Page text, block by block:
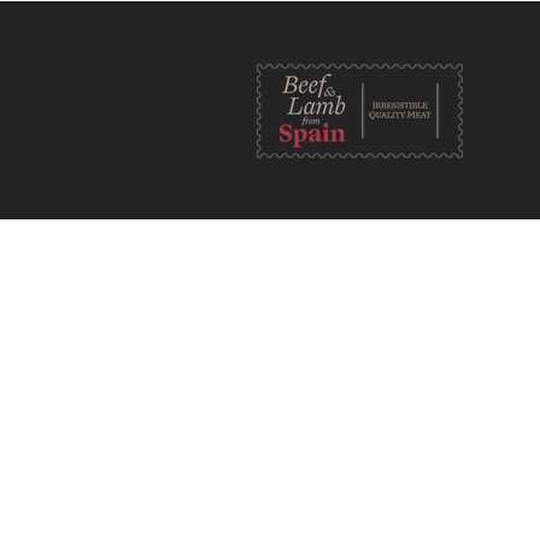
En términos
información que el
web recopila este tipo
terceros, las formas en
de privacidad
mucho más.